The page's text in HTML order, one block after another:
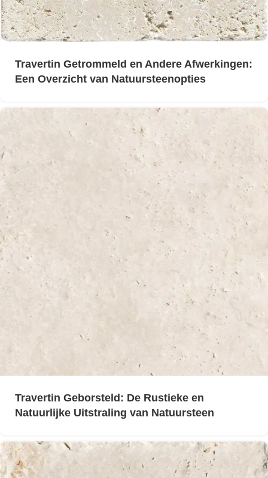
Travertin Getrommeld en Andere Afwerkingen:
Een Overzicht van Natuursteenopties
Travertin Geborsteld: De Rustieke en
Natuurlijke Uitstraling van Natuursteen